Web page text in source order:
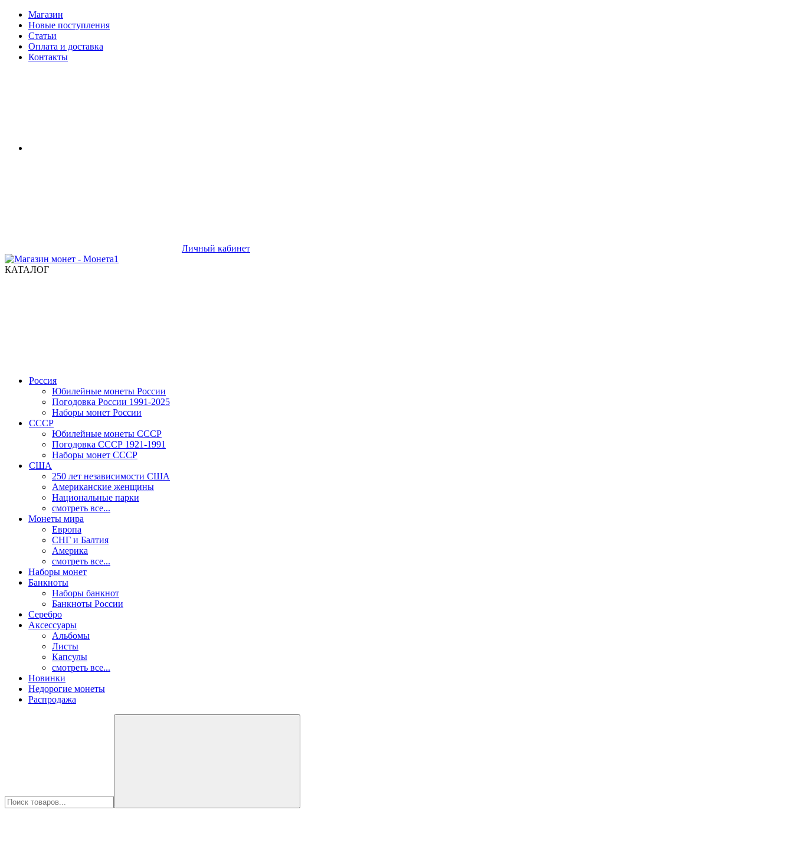
Магазин
Новые поступления
Статьи
Оплата и доставка
Контакты
Личный кабинет
КАТАЛОГ
Россия
Юбилейные монеты России
Погодовка России 1991-2025
Наборы монет России
СССР
Юбилейные монеты СССР
Погодовка СССР 1921-1991
Наборы монет СССР
США
250 лет независимости США
Американские женщины
Национальные парки
смотреть все...
Монеты мира
Европа
СНГ и Балтия
Америка
смотреть все...
Наборы монет
Банкноты
Наборы банкнот
Банкноты России
Серебро
Аксессуары
Альбомы
Листы
Капсулы
смотреть все...
Новинки
Недорогие монеты
Распродажа